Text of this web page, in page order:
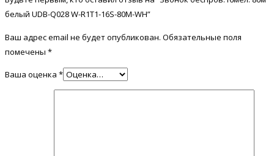
белый UDB-Q028 W-R1T1-16S-80M-WH”
Ваш адрес email не будет опубликован. Обязательные поля
помечены *
Ваша оценка *